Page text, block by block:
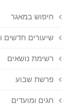
חיפוש במאגר
שיעורים חדשים
רשימת נושאים
פרשת שבוע
חגים ומועדים